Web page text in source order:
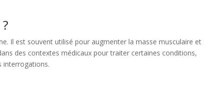
Il est souvent utilisé pour augmenter la masse musculaire et
des contextes médicaux pour traiter certaines conditions,
interrogations.